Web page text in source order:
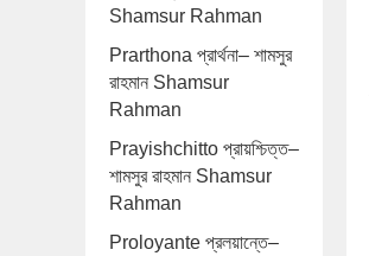
Shamsur Rahman
Prarthona প্রার্থনা– শামসুর
রাহমান Shamsur
Rahman
Prayishchitto প্রায়শ্চিত্ত–
শামসুর রাহমান Shamsur
Rahman
Proloyante প্রলয়ান্তে–